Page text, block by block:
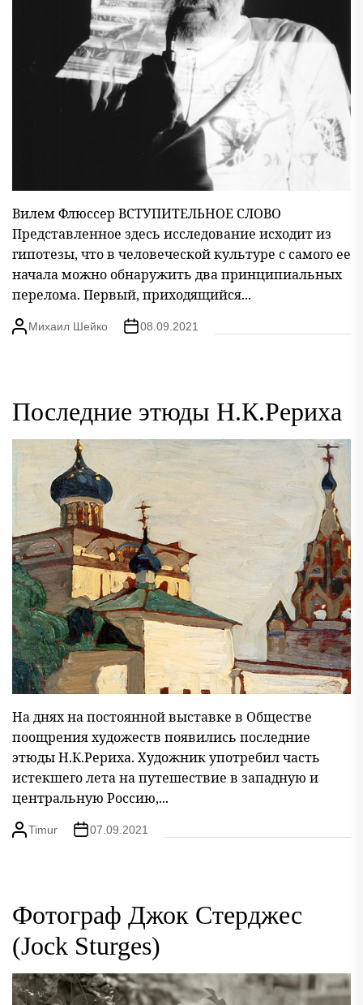
Вилем Флюссер ВСТУПИТЕЛЬНОЕ СЛОВО
Представленное здесь исследование исходит из
гипотезы, что в человеческой культуре с са­мого ее
начала можно обнаружить два прин­ципиальных
перелома. Первый, приходящийся...
Михаил Шейко 08.09.2021
Последние этюды Н.К.Рериха
На днях на постоянной выставке в Обществе
поощрения художеств появились последние
этюды Н.К.Рериха. Художник употребил часть
истекшего лета на путешествие в западную и
центральную Россию,...
Timur 07.09.2021
Фотограф Джок Стерджес
(Jock Sturges)